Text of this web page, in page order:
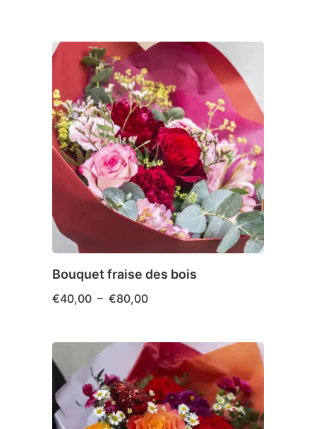
Bouquet fraise des bois
€40,00 – €80,00Plage
à
€80,00
produit
plusieurs
variations.